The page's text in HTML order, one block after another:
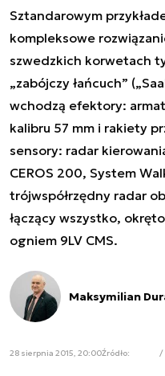
Sztandarowym
kompleksowe
szwedzkich korwetach
„zabójczy łańcuch”
wchodzą efektory:
kalibru 57 mm i rakiety
sensory: radar
CEROS 200, System
trójwspółrzędny radar
łączący wszystko,
ogniem 9LV CMS.
Maksymilian
28 sierpnia 2015, 20:00Źródło: /